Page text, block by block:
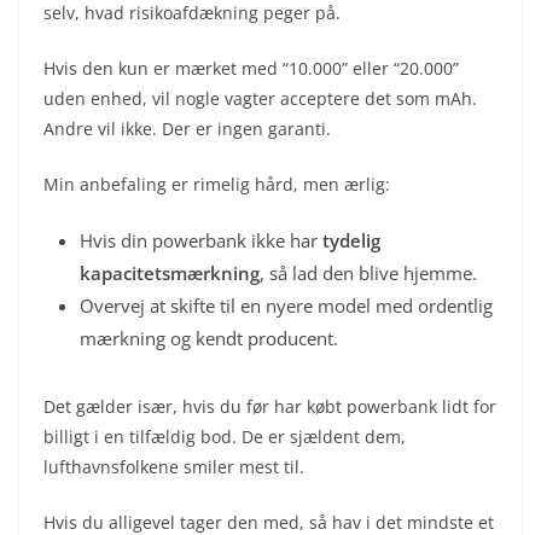
selv, hvad risikoafdækning peger på.
Hvis den kun er mærket med “10.000” eller “20.000”
uden enhed, vil nogle vagter acceptere det som mAh.
Andre vil ikke. Der er ingen garanti.
Min anbefaling er rimelig hård, men ærlig:
Hvis din powerbank ikke har tydelig
kapacitetsmærkning, så lad den blive hjemme.
Overvej at skifte til en nyere model med ordentlig
mærkning og kendt producent.
Det gælder især, hvis du før har købt powerbank lidt for
billigt i en tilfældig bod. De er sjældent dem,
lufthavnsfolkene smiler mest til.
Hvis du alligevel tager den med, så hav i det mindste et